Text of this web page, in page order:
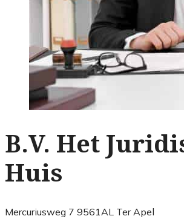
B.V. Het
Huis
Mercuriusweg 7 9561AL Ter Apel